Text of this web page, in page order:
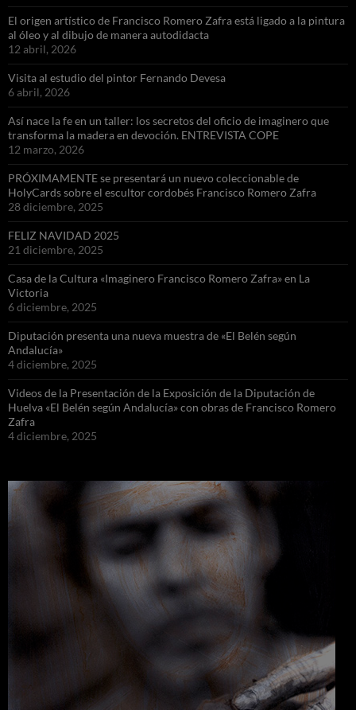
El origen artístico de Francisco Romero Zafra está ligado a la pintura
al óleo y al dibujo de manera autodidacta
12 abril, 2026
Visita al estudio del pintor Fernando Devesa
6 abril, 2026
Así nace la fe en un taller: los secretos del oficio de imaginero que
transforma la madera en devoción. ENTREVISTA COPE
12 marzo, 2026
PRÓXIMAMENTE se presentará un nuevo coleccionable de
HolyCards sobre el escultor cordobés Francisco Romero Zafra
28 diciembre, 2025
FELIZ NAVIDAD 2025
21 diciembre, 2025
Casa de la Cultura «Imaginero Francisco Romero Zafra» en La
Victoria
6 diciembre, 2025
Diputación presenta una nueva muestra de «El Belén según
Andalucía»
4 diciembre, 2025
Videos de la Presentación de la Exposición de la Diputación de
Huelva «El Belén según Andalucía» con obras de Francisco Romero
Zafra
4 diciembre, 2025